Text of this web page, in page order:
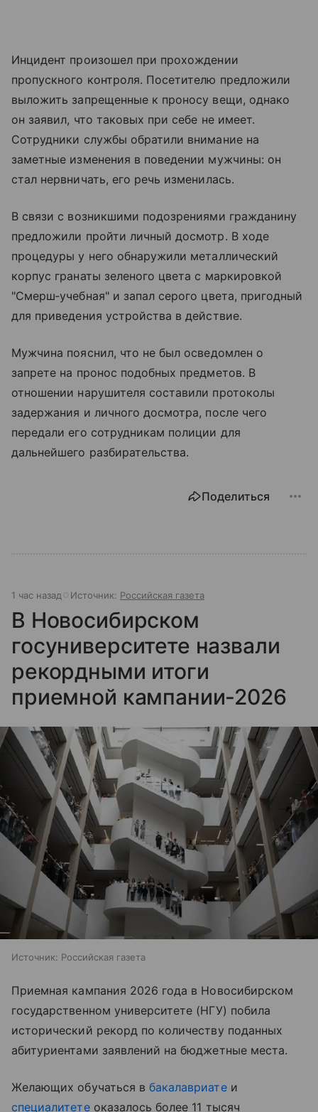
Инцидент произошел при прохождении
пропускного контроля. Посетителю предложили
выложить запрещенные к проносу вещи, однако
он заявил, что таковых при себе не имеет.
Сотрудники службы обратили внимание на
заметные изменения в поведении мужчины: он
стал нервничать, его речь изменилась.
В связи с возникшими подозрениями гражданину
предложили пройти личный досмотр. В ходе
процедуры у него обнаружили металлический
корпус гранаты зеленого цвета с маркировкой
"Смерш‑учебная" и запал серого цвета, пригодный
для приведения устройства в действие.
Мужчина пояснил, что не был осведомлен о
запрете на пронос подобных предметов. В
отношении нарушителя составили протоколы
задержания и личного досмотра, после чего
передали его сотрудникам полиции для
дальнейшего разбирательства.
Поделиться
1 час назад Источник: Российская газета
В Новосибирском
госуниверситете назвали
рекордными итоги
приемной кампании-2026
Источник: Российская газета
Приемная кампания 2026 года в Новосибирском
государственном университете (НГУ) побила
исторический рекорд по количеству поданных
абитуриентами заявлений на бюджетные места.
Желающих обучаться вбакалавриатеи
специалитетеоказалось более 11 тысяч